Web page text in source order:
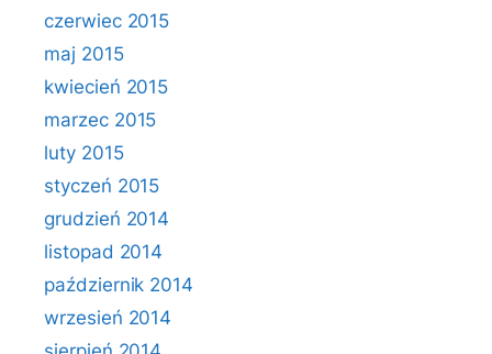
czerwiec 2015
maj 2015
kwiecień 2015
marzec 2015
luty 2015
styczeń 2015
grudzień 2014
listopad 2014
październik 2014
wrzesień 2014